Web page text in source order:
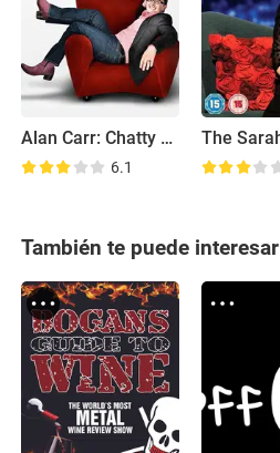
Alan Carr: Chatty Man
6.1
También te puede interesar